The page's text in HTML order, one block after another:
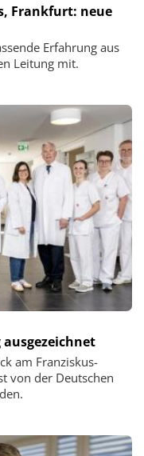
Frankfurt: neue
Erfahrung aus
Leitung mit.
am Franziskus-
von der Deutschen